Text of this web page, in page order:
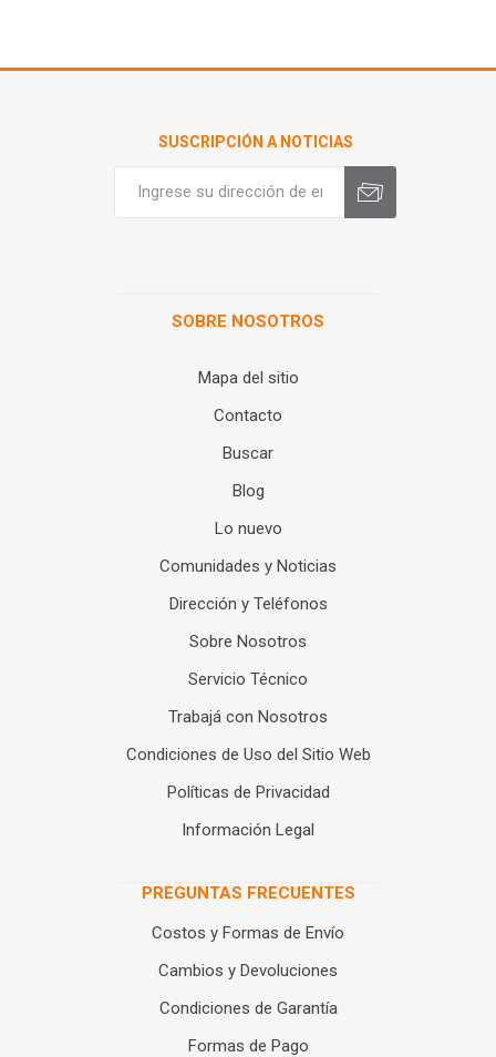
SUSCRIPCIÓN A NOTICIAS
SOBRE NOSOTROS
Mapa del sitio
Contacto
Buscar
Blog
Lo nuevo
Comunidades y Noticias
Dirección y Teléfonos
Sobre Nosotros
Servicio Técnico
Trabajá con Nosotros
Condiciones de Uso del Sitio Web
Políticas de Privacidad
Información Legal
PREGUNTAS FRECUENTES
Costos y Formas de Envío
Cambios y Devoluciones
Condiciones de Garantía
Formas de Pago